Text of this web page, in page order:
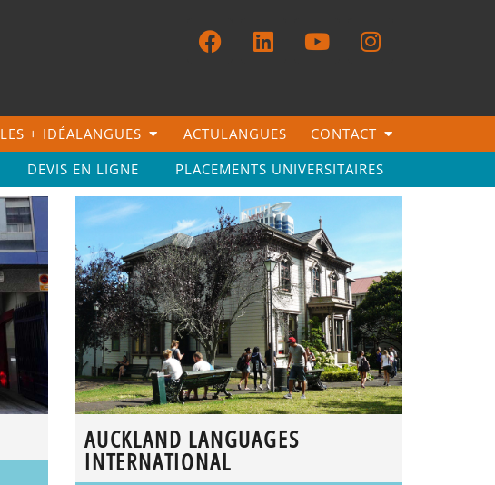
LES + IDÉALANGUES ACTULANGUES
CONTACT
DEVIS EN LIGNE PLACEMENTS UNIVERSITAIRES
AUCKLAND LANGUAGES
INTERNATIONAL